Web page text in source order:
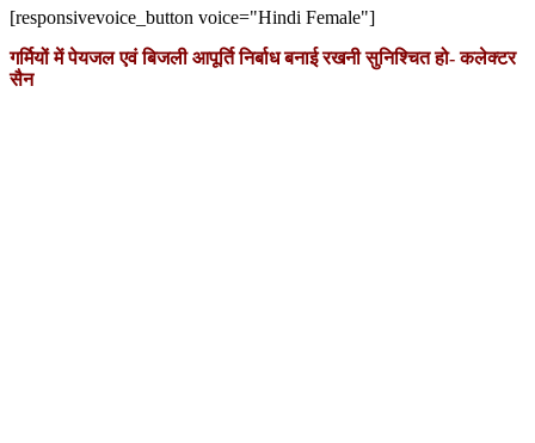
[responsivevoice_button voice="Hindi Female"]
गर्मियों में पेयजल एवं बिजली आपूर्ति निर्बाध बनाई रखनी सुनिश्चित हो- कलेक्टर
सैन